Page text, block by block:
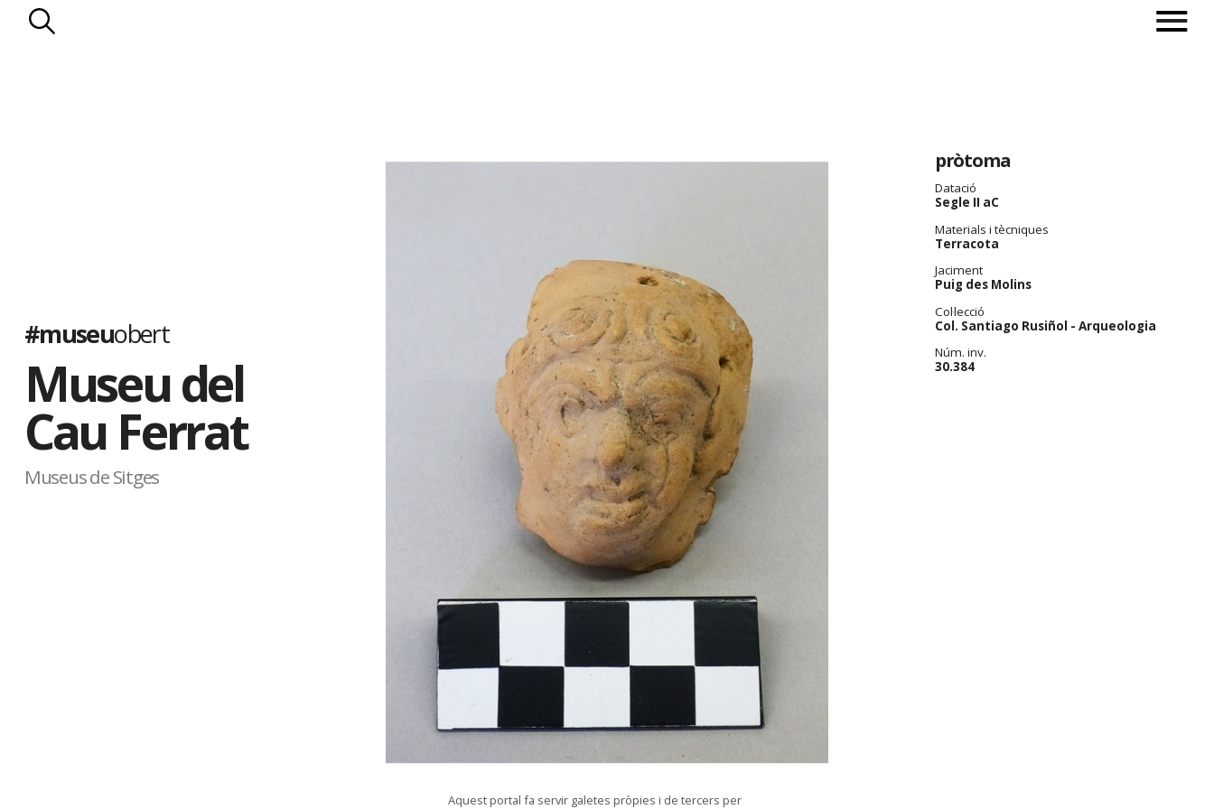
#museuobert
Museu del
Cau Ferrat
Museus de Sitges
pròtoma
Datació
Segle II aC
Materials i tècniques
Terracota
Jaciment
Puig des Molins
Col·lecció
Col. Santiago Rusiñol - Arqueologia
Núm. inv.
30.384
Aquest portal fa servir galetes pròpies i de tercers per